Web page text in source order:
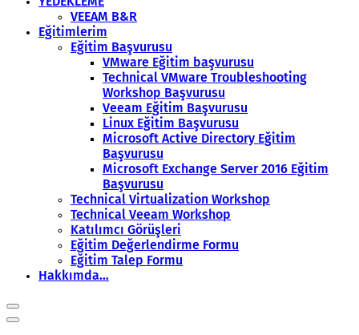
VEEAM B&R
Eğitimlerim
Eğitim Başvurusu
VMware Eğitim başvurusu
Technical VMware Troubleshooting
Workshop Başvurusu
Veeam Eğitim Başvurusu
Linux Eğitim Başvurusu
Microsoft Active Directory Eğitim
Başvurusu
Microsoft Exchange Server 2016 Eğitim
Başvurusu
Technical Virtualization Workshop
Technical Veeam Workshop
Katılımcı Görüşleri
Eğitim Değerlendirme Formu
Eğitim Talep Formu
Hakkımda…